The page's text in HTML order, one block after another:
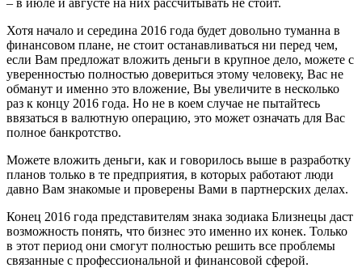
Хотя начало и середина 2016 года будет довольно туманна в
финансовом плане, не стоит останавливаться ни перед чем,
если Вам предложат вложить деньги в крупное дело, можете с
уверенностью полностью довериться этому человеку, Вас не
обманут и именно это вложение, Вы увеличите в несколько
раз к концу 2016 года. Но не в коем случае не пытайтесь
ввязаться в валютную операцию, это может означать для Вас
полное банкротство.
Можете вложить деньги, как и говорилось выше в разработку
планов только в те предприятия, в которых работают люди
давно Вам знакомые и проверены Вами в партнерских делах.
Конец 2016 года представителям знака зодиака Близнецы даст
возможность понять, что бизнес это именно их конек. Только
в этот период они смогут полностью решить все проблемы
связанные с профессиональной и финансовой сферой.